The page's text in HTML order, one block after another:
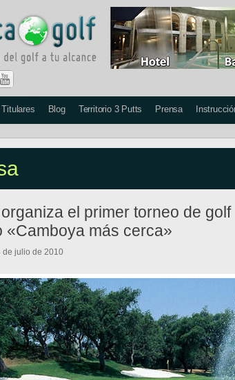
Titulares Blog Territorio 3 Putts Prensa
el primer torneo de golf
«Camboya más cerca»
de julio de 2010